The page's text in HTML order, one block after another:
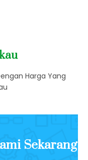
Harga Yang
Sekarang